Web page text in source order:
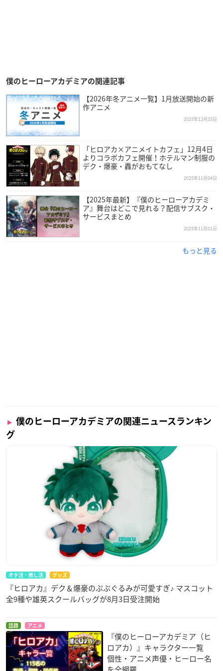
僕のヒーローアカデミアの関連記事
【2026年冬アニメ一覧】1月放送開始の新
作アニメ
2025年12月25日
「ヒロアカ×アニメイトカフェ」12月4日
よりコラボカフェ開催！ホテルマン制服の
デク・爆豪・轟がおもてなし
2025年11月04日
【2025年最新】『僕のヒーローアカデミ
ア』舞台はどこで見れる？配信サブスク・
サービスまとめ
2025年11月01日
もっと見る
僕のヒーローアカデミアの関連ニュースランキン
グ
オタ活・推し活 グッズ
『ヒロアカ』デク＆爆豪のぷぷぐるみが可愛すぎ♪ マスコット
全9種や雄英スクールバッグが8月3日受注開始
話題 アニメ
『僕のヒーローアカデミア（ヒ
ロアカ）』キャラクター一覧
個性・アニメ声優・ヒーロー名